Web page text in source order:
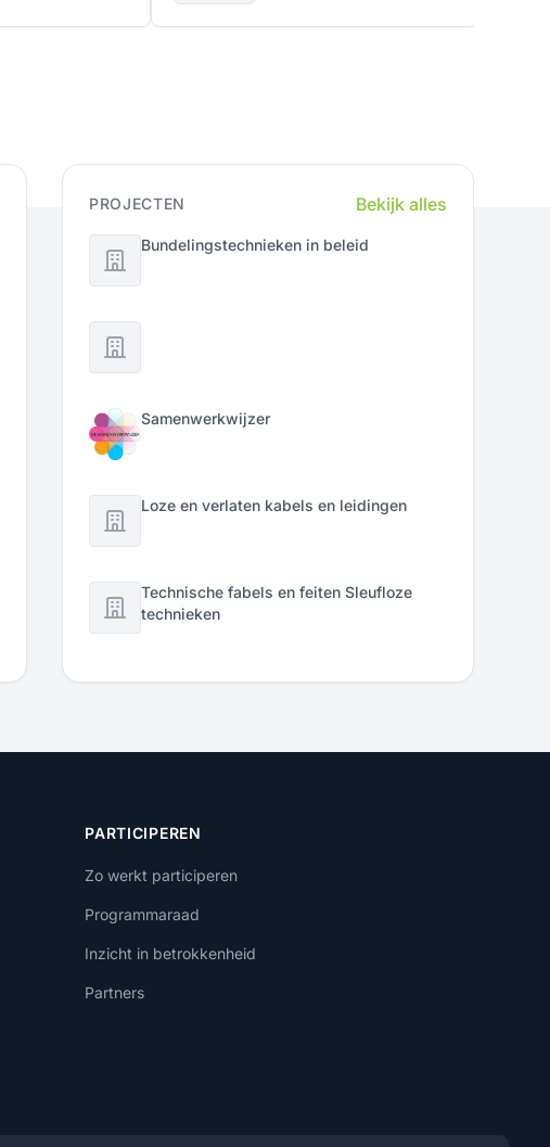
PROJECTEN Bekijk alles
Bundelingstechnieken in beleid
Samenwerkwijzer
Loze en verlaten kabels en leidingen
Technische fabels en feiten Sleufloze
technieken
PARTICIPEREN
Zo werkt participeren
Programmaraad
Inzicht in betrokkenheid
Partners